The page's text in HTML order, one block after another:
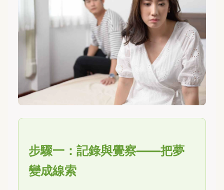
步驟一：記錄與覺察——把夢
變成線索